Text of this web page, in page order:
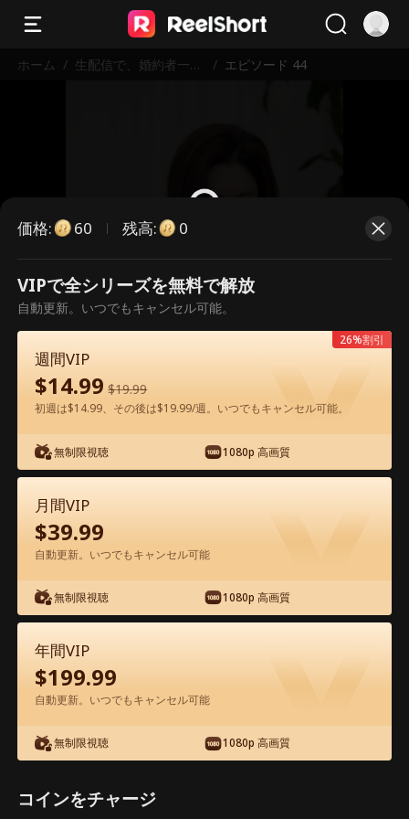
ホーム / 生配信で、婚約者一家
/ エピソード 44
こちらは有料のエピソードです。視
聴いただくには解放が必要です。
アプリ内で無料視聴可能
エピソード44 - 生配信で、婚約者一家を
地獄に堕とす 映画フル
1-50 51-55
44 47
価格: 60 残高: 0
VIPで全シリーズを無料で解放
自動更新。いつでもキャンセル可能。
週間VIP
$14.99 $19.99
初週は$14.99、その後は$19.99/週。いつでもキャンセル可能。
無制限視聴 1080p 高画質
26%割引
月間VIP
$39.99
自動更新。いつでもキャンセル可能
無制限視聴 1080p 高画質
年間VIP
$199.99
自動更新。いつでもキャンセル可能
無制限視聴 1080p 高画質
コインをチャージ